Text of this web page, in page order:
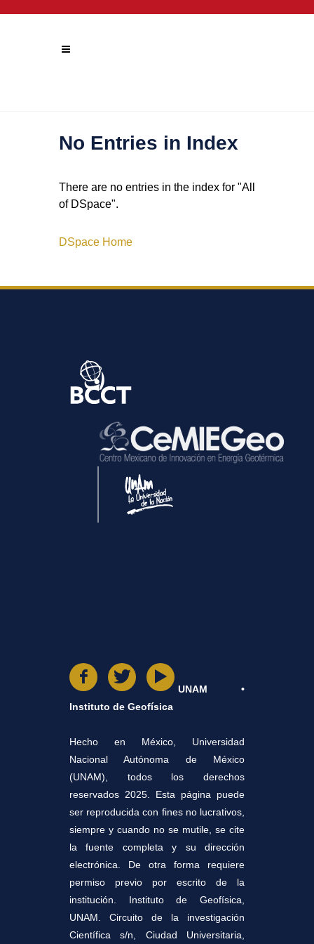
No Entries in Index
There are no entries in the index for "All
of DSpace".
DSpace Home
UNAM •
Instituto de Geofísica
Hecho en México, Universidad
Nacional Autónoma de México
(UNAM), todos los derechos
reservados 2025. Esta página puede
ser reproducida con fines no lucrativos,
siempre y cuando no se mutile, se cite
la fuente completa y su dirección
electrónica. De otra forma requiere
permiso previo por escrito de la
institución. Instituto de Geofísica,
UNAM. Circuito de la investigación
Científica s/n, Ciudad Universitaria,